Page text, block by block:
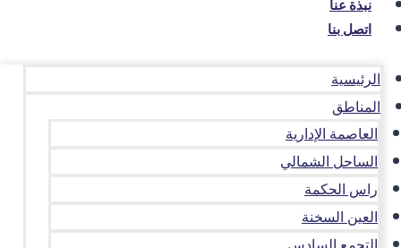
نبذة عنا
اتصل بنا
الرئيسية
المناطق
العاصمة الإدارية
الساحل الشمالي
راس الحكمة
العين السخنة